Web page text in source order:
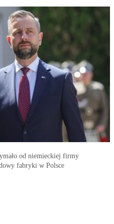
od niemieckiej firmy
fabryki w Polsce